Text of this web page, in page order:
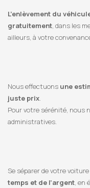
L’enlèvement du
gratuitement, dans les
ailleurs, à votre
Nous effectuons une
juste prix.
Pour votre sérénité, nous
administratives.
Se séparer de votre
temps et de l’argent, en